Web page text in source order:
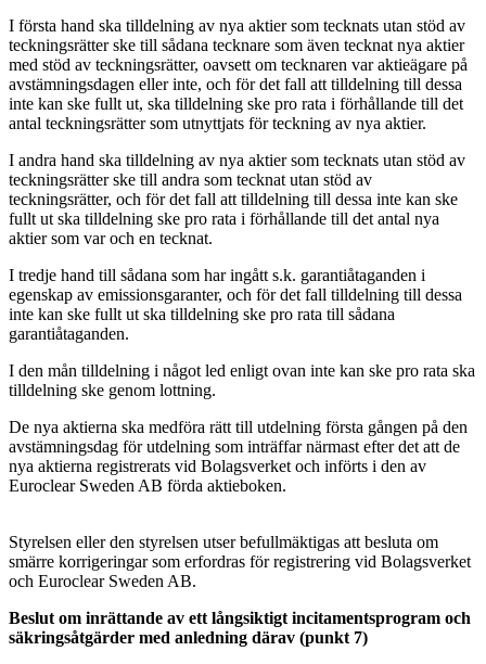
I första hand ska tilldelning av nya aktier som tecknats utan stöd av
teckningsrätter ske till sådana tecknare som även tecknat nya aktier
med stöd av teckningsrätter, oavsett om tecknaren var aktieägare på
avstämningsdagen eller inte, och för det fall att tilldelning till dessa
inte kan ske fullt ut, ska tilldelning ske pro rata i förhållande till det
antal teckningsrätter som utnyttjats för teckning av nya aktier.
I andra hand ska tilldelning av nya aktier som tecknats utan stöd av
teckningsrätter ske till andra som tecknat utan stöd av
teckningsrätter, och för det fall att tilldelning till dessa inte kan ske
fullt ut ska tilldelning ske pro rata i förhållande till det antal nya
aktier som var och en tecknat.
I tredje hand till sådana som har ingått s.k. garantiåtaganden i
egenskap av emissionsgaranter, och för det fall tilldelning till dessa
inte kan ske fullt ut ska tilldelning ske pro rata till sådana
garantiåtaganden.
I den mån tilldelning i något led enligt ovan inte kan ske pro rata ska
tilldelning ske genom lottning.
De nya aktierna ska medföra rätt till utdelning första gången på den
avstämningsdag för utdelning som inträffar närmast efter det att de
nya aktierna registrerats vid Bolagsverket och införts i den av
Euroclear Sweden AB förda aktieboken.
Styrelsen eller den styrelsen utser befullmäktigas att besluta om
smärre korrigeringar som erfordras för registrering vid Bolagsverket
och Euroclear Sweden AB.
Beslut om inrättande av ett långsiktigt incitamentsprogram och
säkringsåtgärder med anledning därav (punkt 7)